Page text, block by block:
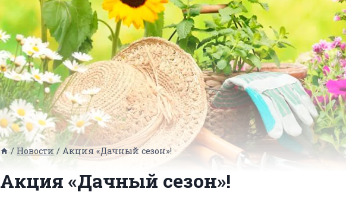
/ Новости / Акция «Дачный сезон»!
Акция «Дачный сезон»!